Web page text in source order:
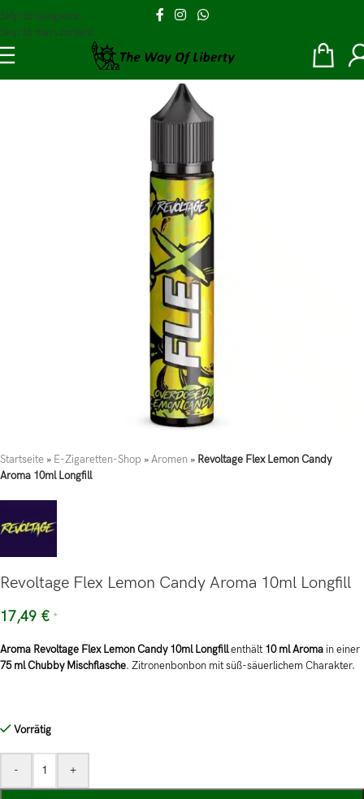
Skip to navigation
Skip to main content
Startseite » E-Zigaretten-Shop »Aromen » Revoltage Flex Lemon Candy
Aroma 10ml Longfill
Revoltage Flex Lemon Candy Aroma 10ml Longfill
17,49 € *
Aroma Revoltage Flex Lemon Candy 10ml Longfillenthält 10 ml Aroma in einer
75 ml Chubby Mischflasche. Zitronenbonbon mit süß-säuerlichem Charakter.
Vorrätig
- +